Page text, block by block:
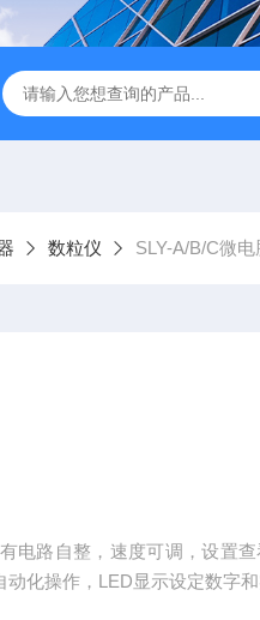
数粒仪 SLY-A/B/C微
电路自整，速度可调，设置查
化操作，LED显示设定数字